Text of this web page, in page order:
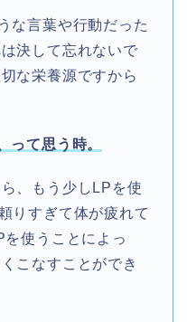
な言葉や行動だった
決して忘れないで
な栄養源ですから
って思う時。
、もう少しLPを使
りすぎて体が疲れて
使うことによっ
こなすことができ